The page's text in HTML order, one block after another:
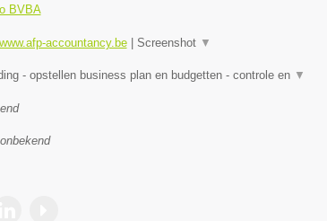
BVBA
accountancy.be| Screenshot ▼
- opstellen business plan en budgetten - controle en ▼